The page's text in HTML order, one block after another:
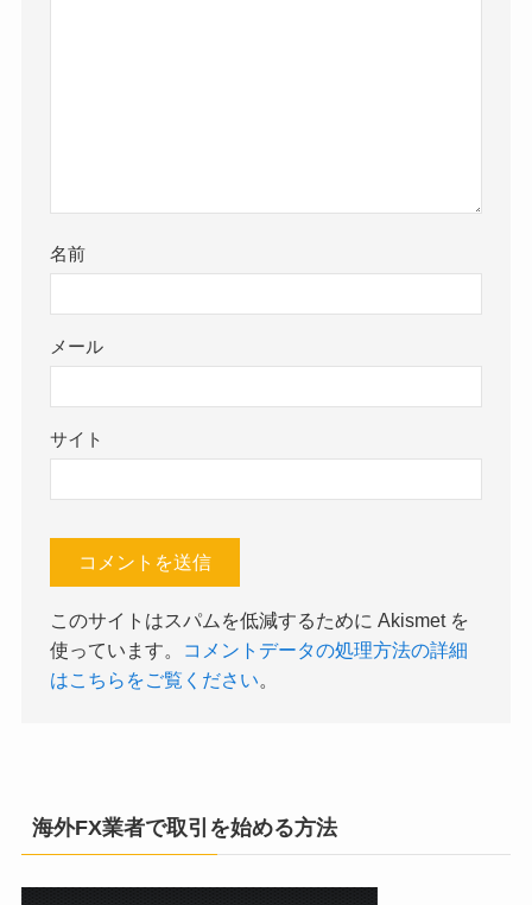
名前
メール
サイト
このサイトはスパムを低減するために Akismet を
使っています。
コメントデータの処理方法の詳細
はこちらをご覧ください。
海外FX業者で取引を始める方法